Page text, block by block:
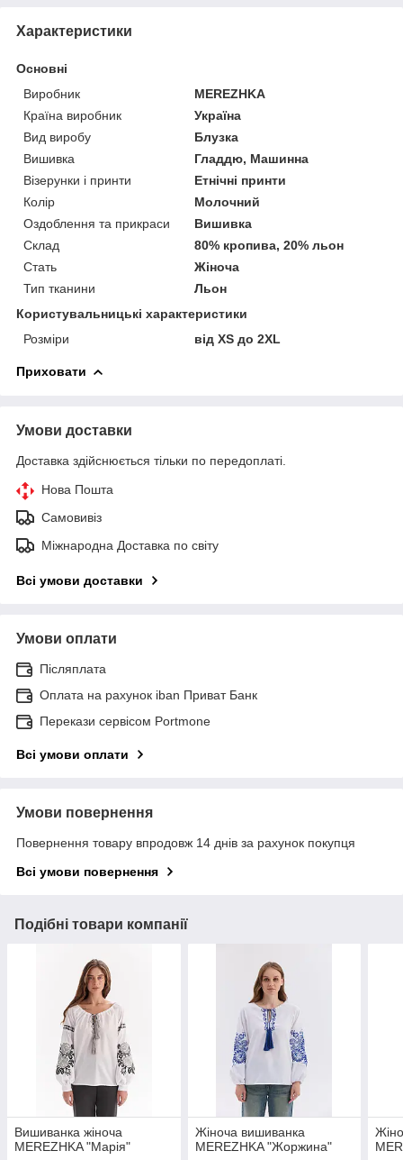
Характеристики
Основні
Виробник
MEREZHKA
Країна виробник
Україна
Вид виробу
Блузка
Вишивка
Гладдю, Машинна
Візерунки і принти
Етнічні принти
Колір
Молочний
Оздоблення та прикраси
Вишивка
Склад
80% кропива, 20% льон
Стать
Жіноча
Тип тканини
Льон
Користувальницькі характеристики
Розміри
від XS до 2XL
Приховати
Умови доставки
Доставка здійснюється тільки по передоплаті.
Нова Пошта
Самовивіз
Міжнародна Доставка по світу
Всі умови доставки
Умови оплати
Післяплата
Оплата на рахунок iban Приват Банк
Перекази сервісом Portmone
Всі умови оплати
Умови повернення
Повернення товару впродовж 14 днів за рахунок покупця
Всі умови повернення
Подібні товари компанії
Вишиванка жіноча
MEREZHKA "Марія"
Жіноча вишиванка
MEREZHKA "Жоржина"